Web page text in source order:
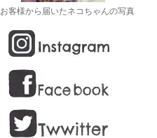
お客様から届いたネコちゃんの写真